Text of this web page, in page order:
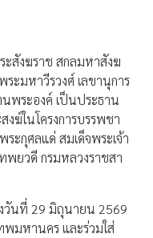
สังฆราช สกลมหาสังฆ
ะมหาวีรวงศ์ เลขานุการ
พระองค์ เป็นประธาน
ฆ์ในโครงการบรรพชา
ะกุศลแด่ สมเด็จพระเจ้า
พยวดี กรมหลวงราชสา
วันที่ 29 มิถุนายน 2569
มหานคร และร่วมใส่